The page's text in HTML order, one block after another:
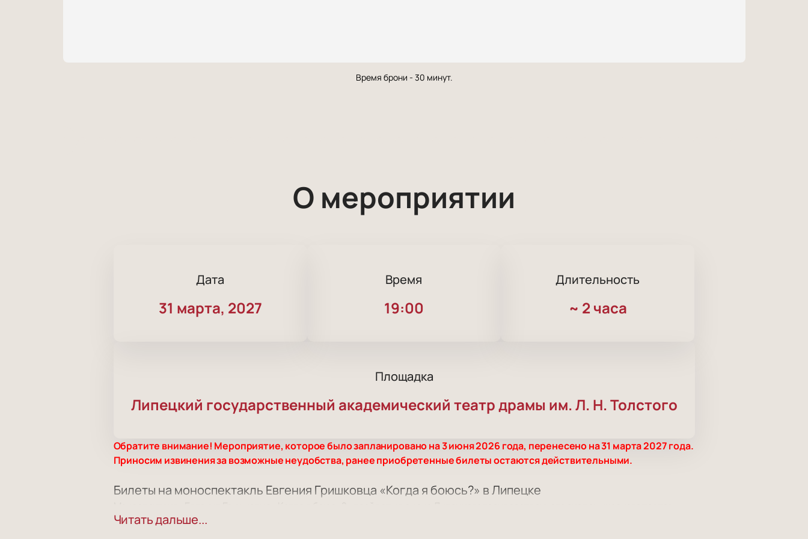
Время брони - 30 минут.
О мероприятии
Дата
31 марта, 2027
Время
19:00
Длительность
~ 2 часа
Площадка
Липецкий государственный академический театр драмы им. Л. Н. Толстого
Обратите внимание! Мероприятие, которое было запланировано на 3 июня 2026 года, перенесено на 31 марта 2027 года.
Приносим извинения за возможные неудобства, ранее приобретенные билеты остаются действительными.
Билеты на моноспектакль Евгения Гришковца «Когда я боюсь?» в Липецке
драмы им. Л. Н. Толстого по адресу: Липецк, пл. Театральная, 2. В афише появилась новая постановка артиста, лауреата премий и
Читать дальше...